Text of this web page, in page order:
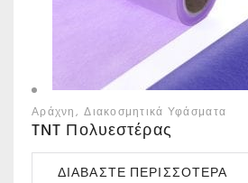
Αράχνη Διακοσμητικά Υφάσματα
TNT Πολυεστέρας
ΔΙΑΒΆΣΤΕ ΠΕΡΙΣΣΌΤΕΡΑ